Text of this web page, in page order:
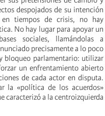
despojados de su intención
tiempos de crisis, no hay
No hay lugar para apoyar un
sociales, llamándolas a
precisamente a lo poco
bloqueo parlamentario: utilizar
un enfrentamiento abierto
de cada actor en disputa.
la «política de los acuerdos»
caracterizó a la centroizquierda